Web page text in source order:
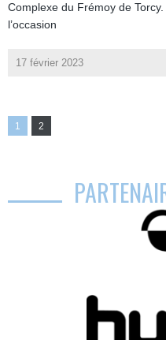
Complexe du Frémoy de
l’occasion
17 février 2023
1 2